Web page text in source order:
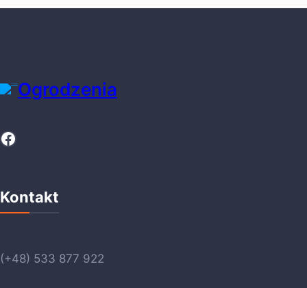
Ogrodzenia
Facebook
Kontakt
(+48) 533 877 922